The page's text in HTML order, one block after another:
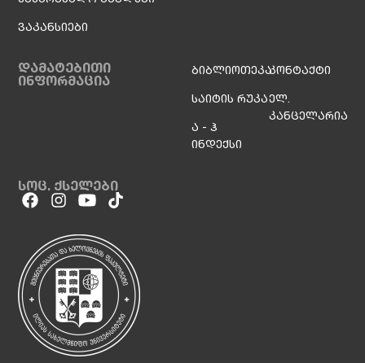
ვაკანსიები
დამატებითი
ინფორმაცია
ბიბლიოთეკა
საიტის რუკა
ა - ჰ
ინდექსი
კონტაქტი
ელ.
კანცელარია
სოც. ქსელები